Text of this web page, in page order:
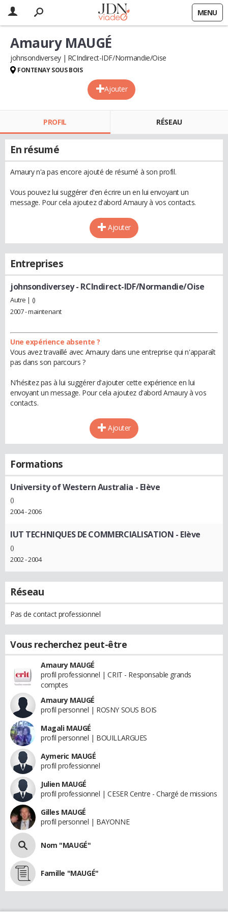
MENU
Ajouter
Amaury MAUGÉ
johnsondiversey RCIndirect-IDF/Normandie/Oise
FONTENAY SOUS BOIS
PROFIL RÉSEAU
En résumé
Amaury n'a pas encore ajouté de résumé à son profil.
Vous pouvez lui suggérer d'en écrire un en lui envoyant un
message. Pour cela ajoutez d'abord Amaury à vos contacts.
Ajouter
Entreprises
johnsondiversey- RCIndirect-IDF/Normandie/Oise
Autre | ()
2007 - maintenant
Une expérience absente ?
Vous avez travaillé avec Amaury dans une entreprise qui n'apparaît
pas dans son parcours ?
N'hésitez pas à lui suggérer d'ajouter cette expérience en lui
envoyant un message. Pour cela ajoutez d'abord Amaury à vos
contacts.
Ajouter
Formations
University of Western Australia - Elève
()
2004 - 2006
IUT TECHNIQUES DE COMMERCIALISATION - Elève
()
2002 - 2004
Réseau
Pas de contact professionnel
Vous recherchez peut-être
Amaury MAUGÉ
profil professionnel | CRIT - Responsable grands
comptes
Amaury MAUGÉ
profil personnel | ROSNY SOUS BOIS
Magali MAUGÉ
profil personnel | BOUILLARGUES
Aymeric MAUGÉ
profil professionnel
Julien MAUGÉ
profil professionnel | CESER Centre - Chargé de missions
Gilles MAUGÉ
profil personnel | BAYONNE
Nom "MAUGÉ"
Famille "MAUGÉ"